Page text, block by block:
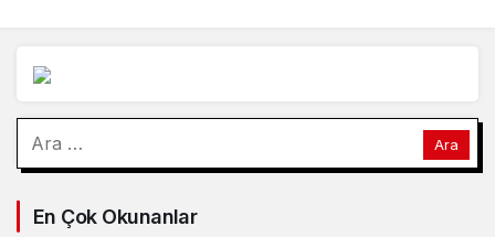
En Çok Okunanlar